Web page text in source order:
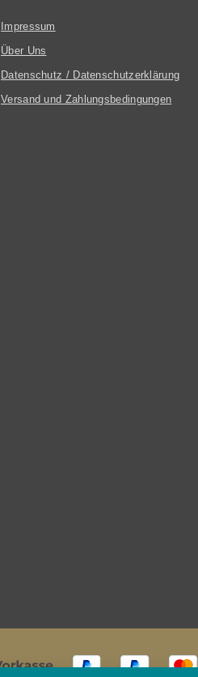
Impressum
Über Uns
Datenschutz / Datenschutzerklärung
Versand und Zahlungsbedingungen